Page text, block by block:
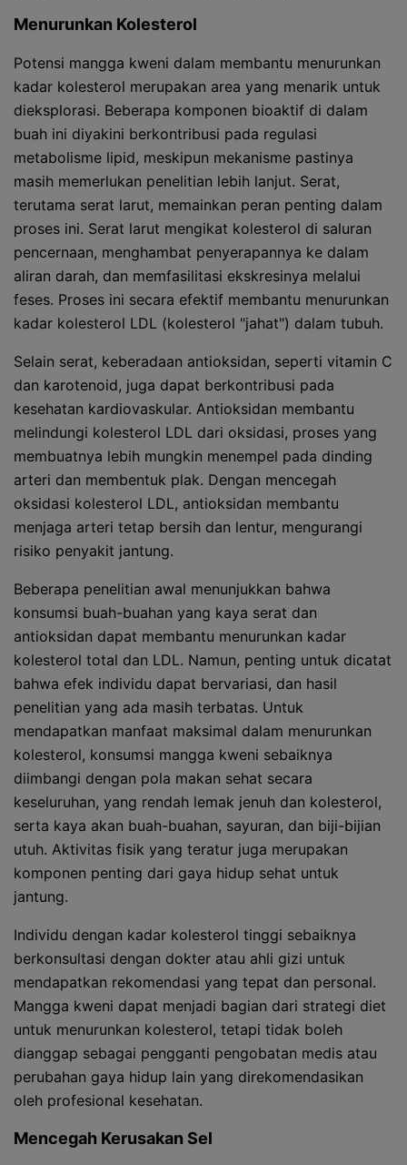
Menurunkan Kolesterol
Potensi mangga kweni dalam membantu menurunkan
kadar kolesterol merupakan area yang menarik untuk
dieksplorasi. Beberapa komponen bioaktif di dalam
buah ini diyakini berkontribusi pada regulasi
metabolisme lipid, meskipun mekanisme pastinya
masih memerlukan penelitian lebih lanjut. Serat,
terutama serat larut, memainkan peran penting dalam
proses ini. Serat larut mengikat kolesterol di saluran
pencernaan, menghambat penyerapannya ke dalam
aliran darah, dan memfasilitasi ekskresinya melalui
feses. Proses ini secara efektif membantu menurunkan
kadar kolesterol LDL (kolesterol "jahat") dalam tubuh.
Selain serat, keberadaan antioksidan, seperti vitamin C
dan karotenoid, juga dapat berkontribusi pada
kesehatan kardiovaskular. Antioksidan membantu
melindungi kolesterol LDL dari oksidasi, proses yang
membuatnya lebih mungkin menempel pada dinding
arteri dan membentuk plak. Dengan mencegah
oksidasi kolesterol LDL, antioksidan membantu
menjaga arteri tetap bersih dan lentur, mengurangi
risiko penyakit jantung.
Beberapa penelitian awal menunjukkan bahwa
konsumsi buah-buahan yang kaya serat dan
antioksidan dapat membantu menurunkan kadar
kolesterol total dan LDL. Namun, penting untuk dicatat
bahwa efek individu dapat bervariasi, dan hasil
penelitian yang ada masih terbatas. Untuk
mendapatkan manfaat maksimal dalam menurunkan
kolesterol, konsumsi mangga kweni sebaiknya
diimbangi dengan pola makan sehat secara
keseluruhan, yang rendah lemak jenuh dan kolesterol,
serta kaya akan buah-buahan, sayuran, dan biji-bijian
utuh. Aktivitas fisik yang teratur juga merupakan
komponen penting dari gaya hidup sehat untuk
jantung.
Individu dengan kadar kolesterol tinggi sebaiknya
berkonsultasi dengan dokter atau ahli gizi untuk
mendapatkan rekomendasi yang tepat dan personal.
Mangga kweni dapat menjadi bagian dari strategi diet
untuk menurunkan kolesterol, tetapi tidak boleh
dianggap sebagai pengganti pengobatan medis atau
perubahan gaya hidup lain yang direkomendasikan
oleh profesional kesehatan.
Mencegah Kerusakan Sel